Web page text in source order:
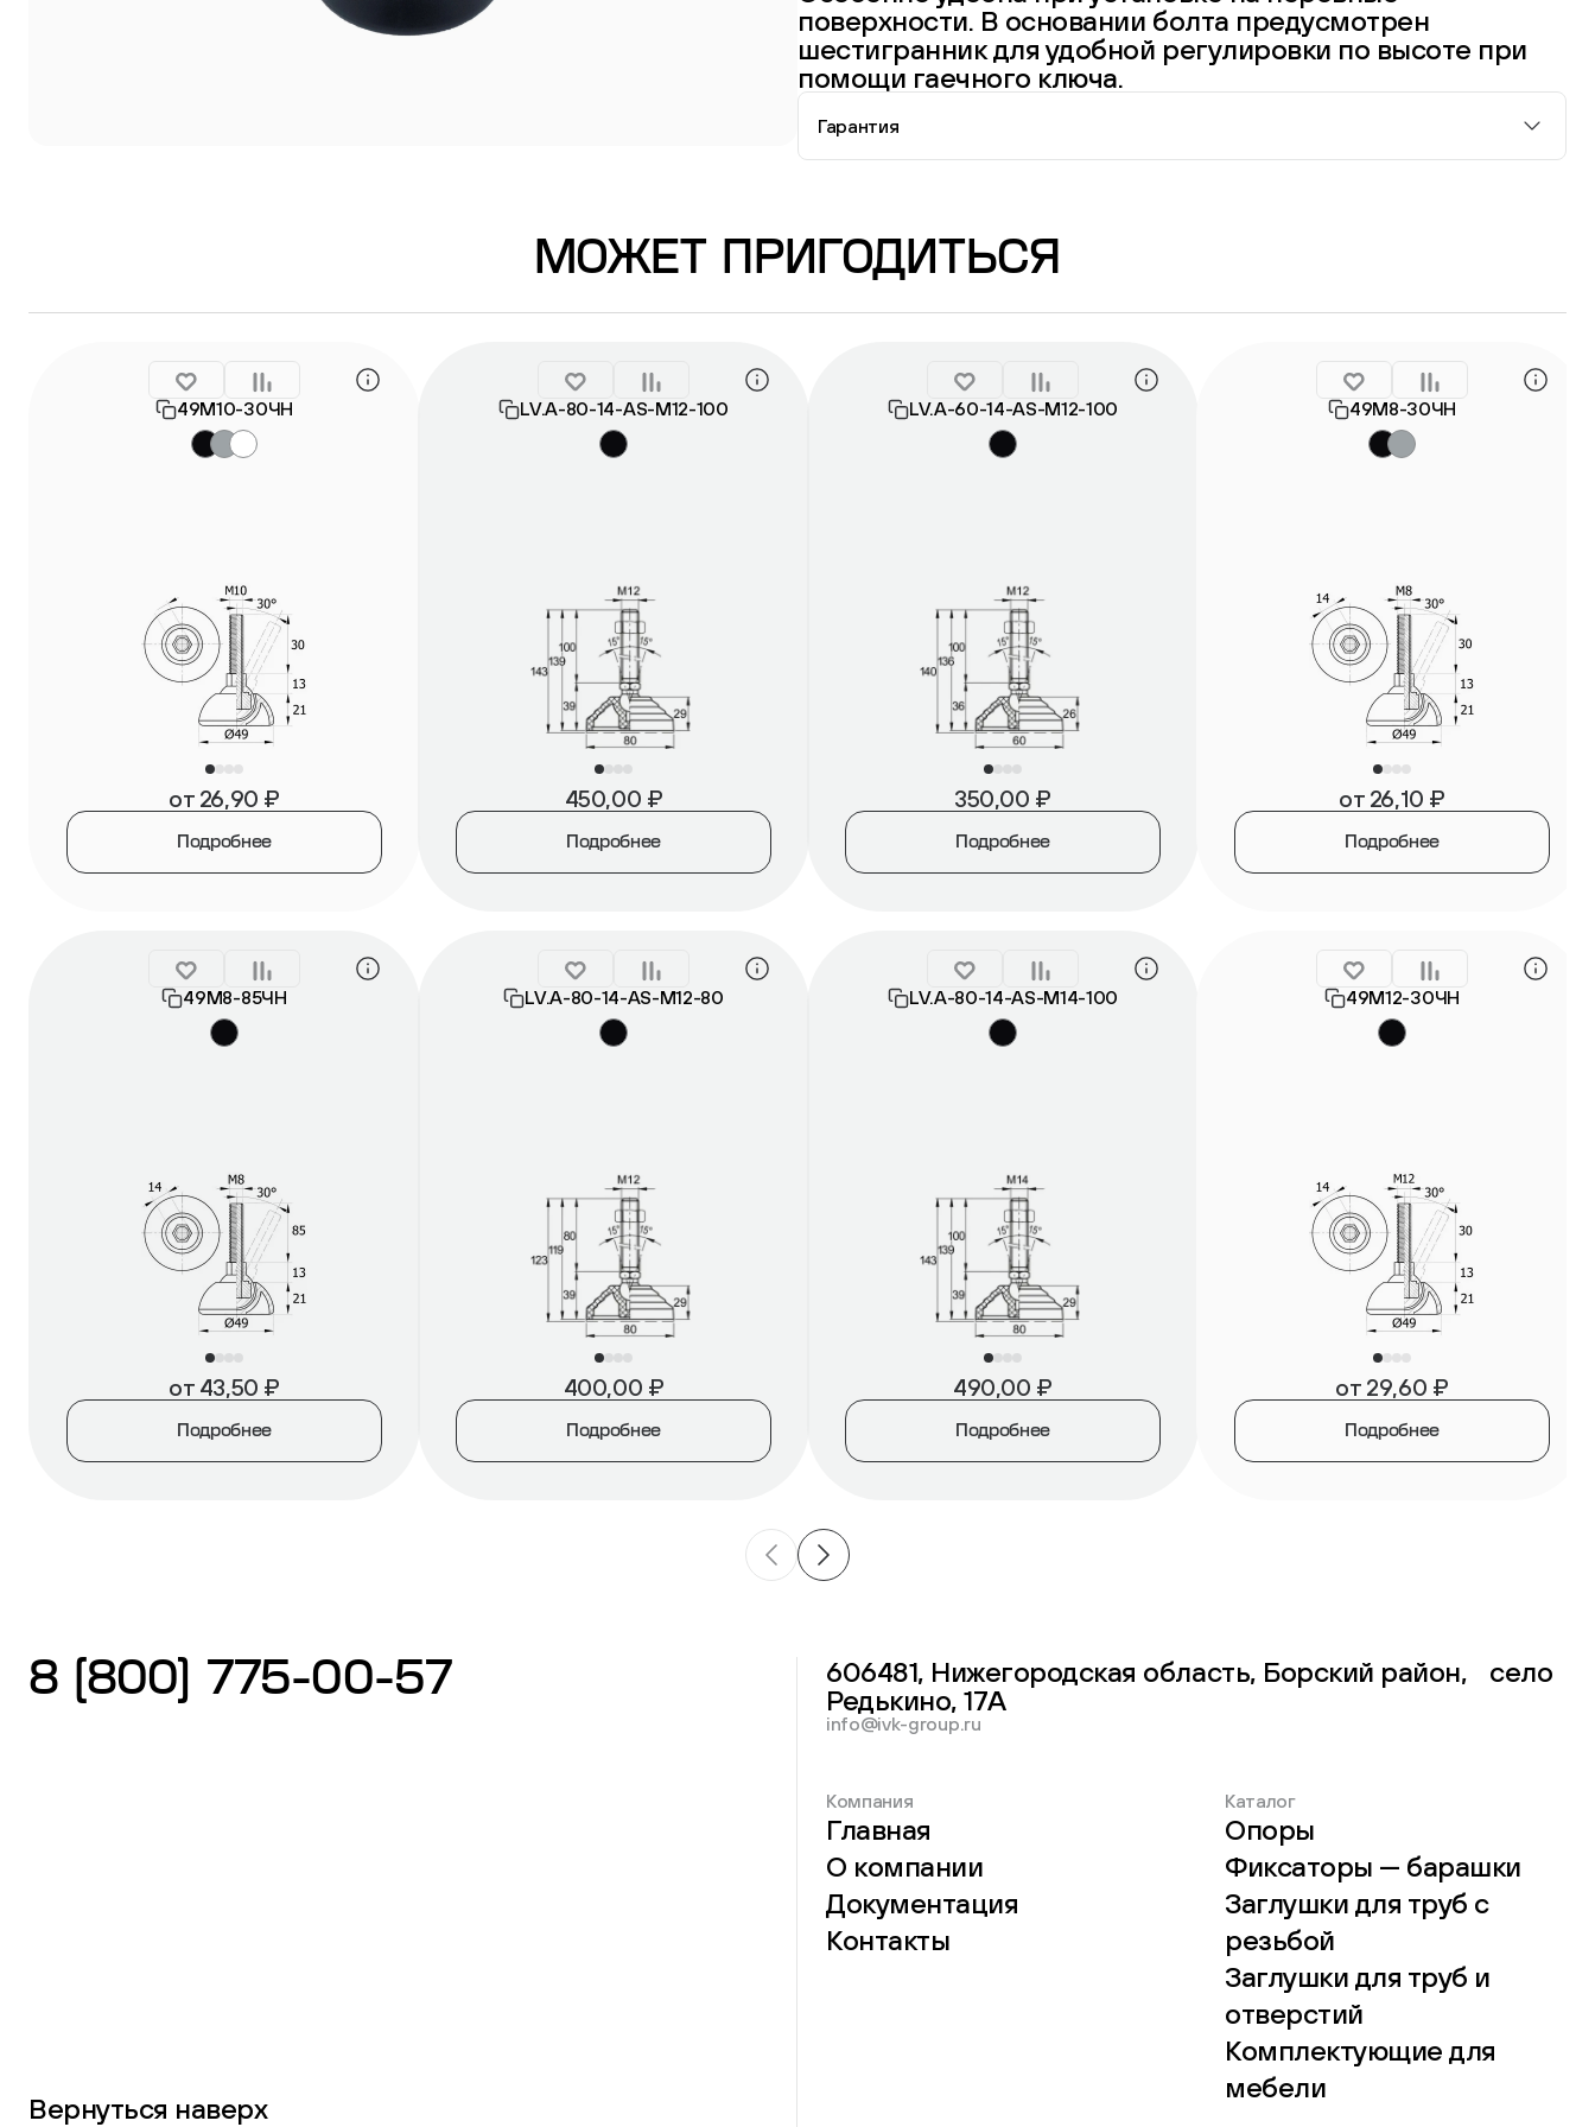
поверхности. В основании болта предусмотрен
шестигранник для удобной регулировки по высоте при
помощи гаечного ключа.
Гарантия
МОЖЕТ ПРИГОДИТЬСЯ
49М10-30ЧН
от 26,90 ₽
Подробнее
LV.A-80-14-AS-М12-100
450,00 ₽
Подробнее
LV.A-60-14-AS-М12-100
350,00 ₽
Подробнее
49М8-30ЧН
от 26,10 ₽
Подробнее
49М8-85ЧН
от 43,50 ₽
Подробнее
LV.A-80-14-AS-М12-80
400,00 ₽
Подробнее
LV.A-80-14-AS-М14-100
490,00 ₽
Подробнее
49М12-30ЧН
от 29,60 ₽
Подробнее
8 (800) 775-00-57
Вернуться наверх
606481, Нижегородская область, Борский район, село
Редькино, 17А
info@ivk-group.ru
Компания
Главная
О компании
Документация
Контакты
Каталог
Опоры
Фиксаторы — барашки
Заглушки для труб с
резьбой
Заглушки для труб и
отверстий
Комплектующие для
мебели